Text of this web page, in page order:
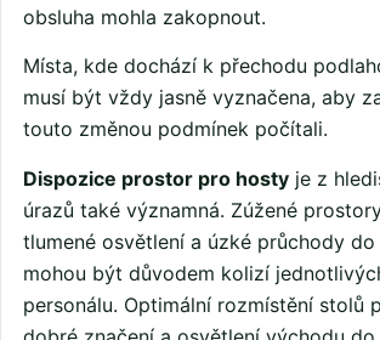
obsluha mohla zakopnout.
Místa, kde dochází k přechodu
musí být vždy jasně vyznačena, aby
touto změnou podmínek počítali.
Dispozice prostor pro hosty je z
úrazů také významná. Zúžené
tlumené osvětlení a úzké průchody do
mohou být důvodem kolizí
personálu. Optimální rozmístění stolů